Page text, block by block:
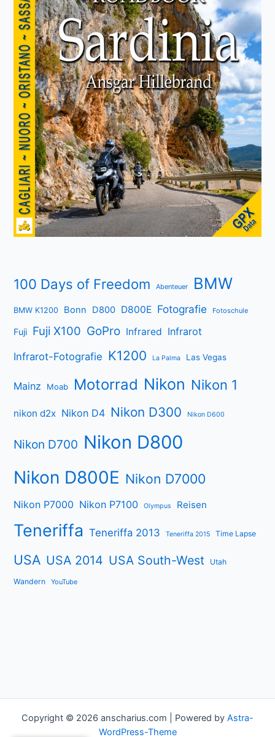
100 Days of Freedom Abenteuer BMW
BMW K1200 Bonn D800 D800E Fotografie Fotoschule
Fuji Fuji X100 GoPro Infrared Infrarot
Infrarot-Fotografie K1200 La Palma Las Vegas
Mainz Moab Motorrad Nikon Nikon 1
nikon d2x Nikon D4 Nikon D300 Nikon D600
Nikon D700 Nikon D800
Nikon D800E Nikon D7000
Nikon P7000 Nikon P7100 Olympus Reisen
Teneriffa Teneriffa 2013 Teneriffa 2015 Time Lapse
USA USA 2014 USA South-West Utah
Wandern YouTube
Copyright © 2026 anscharius.com | Powered by Astra-
WordPress-Theme